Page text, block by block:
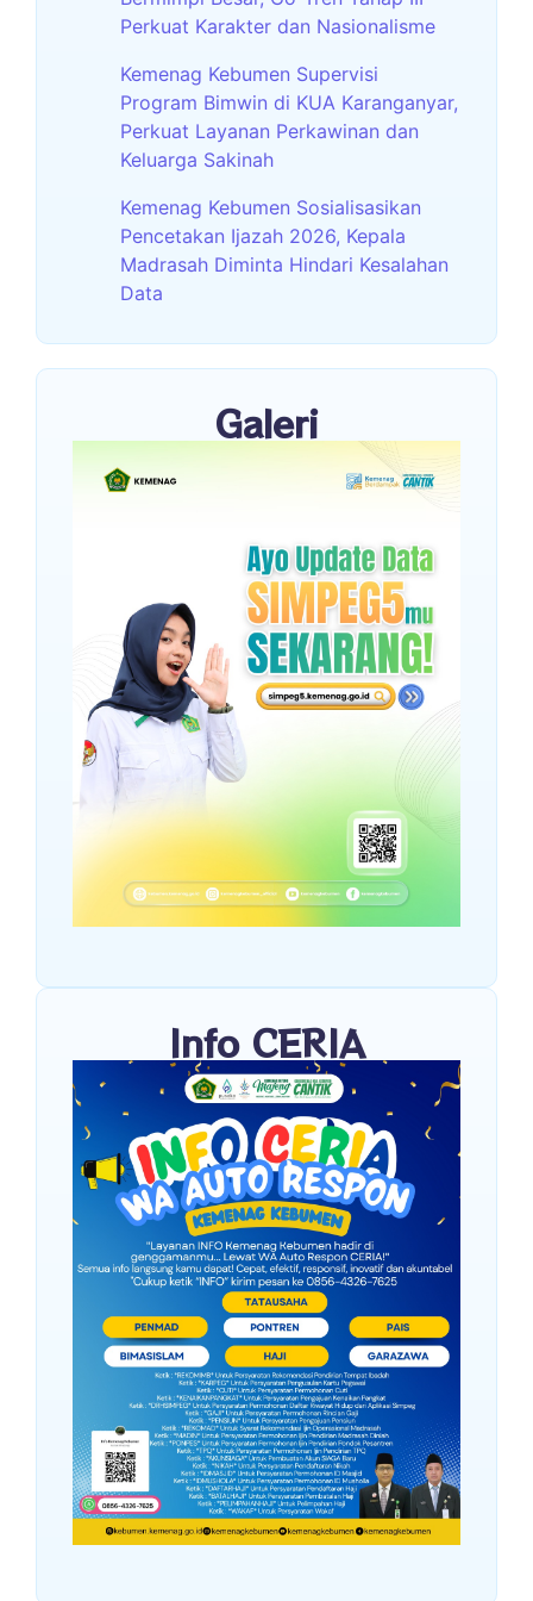
Perkuat Karakter dan Nasionalisme
Kemenag Kebumen Supervisi
Program Bimwin di KUA Karanganyar,
Perkuat Layanan Perkawinan dan
Keluarga Sakinah
Kemenag Kebumen Sosialisasikan
Pencetakan Ijazah 2026, Kepala
Madrasah Diminta Hindari Kesalahan
Data
Galeri
Info CERIA